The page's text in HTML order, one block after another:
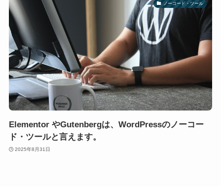
ノーコード・ツール
Elementor やGutenbergは、WordPressのノーコー
ド・ツールと言えます。
2025年8月31日